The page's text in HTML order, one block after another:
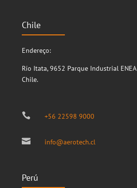
Chile
Endereço:
Río Itata, 9652 Parque Industrial ENEA
Chile.
 +56 22598 9000
 info@aerotech.cl
Perú